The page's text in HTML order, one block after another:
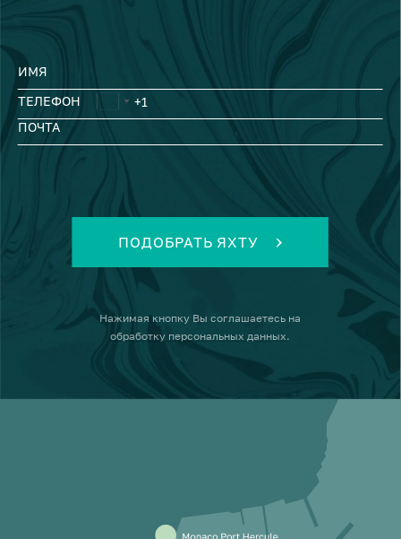
ИМЯ
ТЕЛЕФОН
ПОЧТА
ПОДОБРАТЬ ЯХТУ
Нажимая кнопку Вы соглашаетесь на
обработку персональных данных.